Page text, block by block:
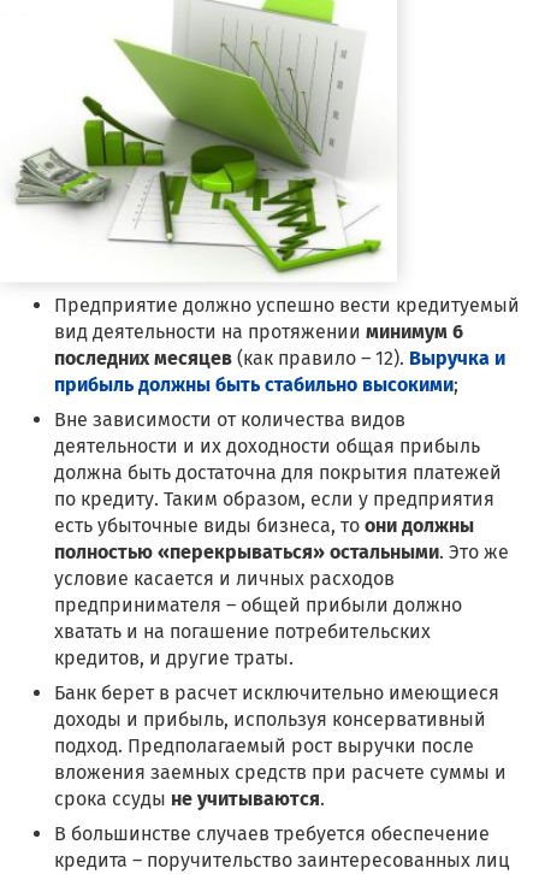
Предприятие должно успешно вести кредитуемый
вид деятельности на протяжении минимум 6
последних месяцев (как правило – 12). Выручка и
прибыль должны быть стабильно высокими;
Вне зависимости от количества видов
деятельности и их доходности общая прибыль
должна быть достаточна для покрытия платежей
по кредиту. Таким образом, если у предприятия
есть убыточные виды бизнеса, то они должны
полностью «перекрываться» остальными. Это же
условие касается и личных расходов
предпринимателя – общей прибыли должно
хватать и на погашение потребительских
кредитов, и другие траты.
Банк берет в расчет исключительно имеющиеся
доходы и прибыль, используя консервативный
подход. Предполагаемый рост выручки после
вложения заемных средств при расчете суммы и
срока ссуды не учитываются.
В большинстве случаев требуется обеспечение
кредита – поручительство заинтересованных лиц